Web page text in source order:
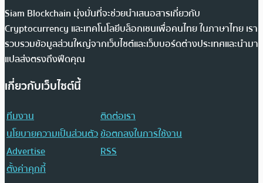
Siam Blockchain มุ่งมั่นที่จะช่วยนำเสนอสารเกี่ยวกับ
Cryptocurrency และเทคโนโลยีบล็อกเชนเพื่อคนไทย ในภาษาไทย เรา
รวบรวมข้อมูลส่วนใหญ่จากเว็บไซต์และเว็บบอร์ดต่างประเทศและนำมา
แปลส่งตรงถึงฟีดคุณ
เกี่ยวกับเว็บไซต์นี้
ทีมงาน
ติดต่อเรา
นโยบายความเป็นส่วนตัวข้อตกลงในการใช้งาน
Advertise
RSS
ตั้งค่าคุกกี้